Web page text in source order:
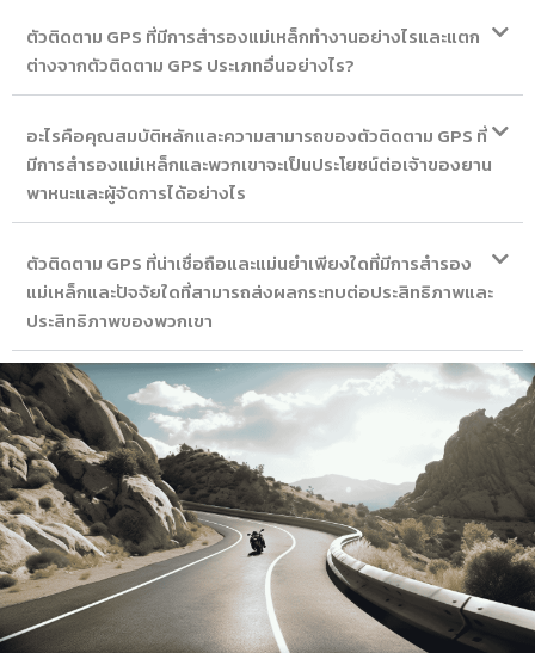
ตัวติดตาม GPS ที่มีการสำรองแม่เหล็กทำงานอย่างไรและแตก
ต่างจากตัวติดตาม GPS ประเภทอื่นอย่างไร?
อะไรคือคุณสมบัติหลักและความสามารถของตัวติดตาม GPS ที่
มีการสำรองแม่เหล็กและพวกเขาจะเป็นประโยชน์ต่อเจ้าของยาน
พาหนะและผู้จัดการได้อย่างไร
ตัวติดตาม GPS ที่น่าเชื่อถือและแม่นยำเพียงใดที่มีการสำรอง
แม่เหล็กและปัจจัยใดที่สามารถส่งผลกระทบต่อประสิทธิภาพและ
ประสิทธิภาพของพวกเขา